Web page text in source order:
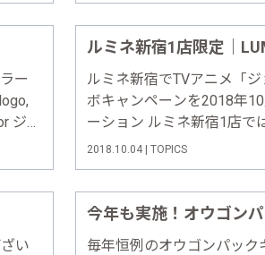
ー
ジュ
ルミネ新宿1店限定｜
ルミネ新宿でTVアニメ「
ボキャンペーンを2018年
ーション ルミネ新宿1店で
たオリジナルコラボネイ
中のみの提供となります
2018.10.04 | TOPICS
い
今年も実施！オウゴン
毎年恒例のオウゴンパッ